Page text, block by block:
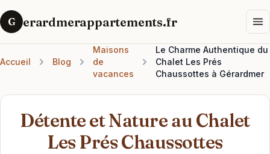
G erardmerappartements.fr
Accueil Blog
Maisons
de
vacances
Le Charme Authentique du
Chalet Les Prés
Chaussottes à Gérardmer
Détente et Nature au Chalet
Les Prés Chaussottes